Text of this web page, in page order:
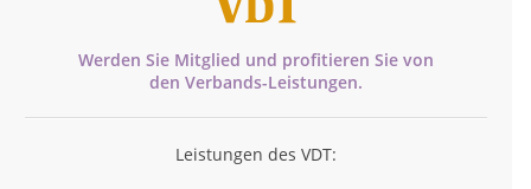
Werden Sie Mitglied und profitieren Sie von
den Verbands-Leistungen.
Leistungen des VDT: